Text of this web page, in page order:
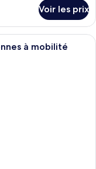
Voir les prix
d’hôtel moderne
à mobilité